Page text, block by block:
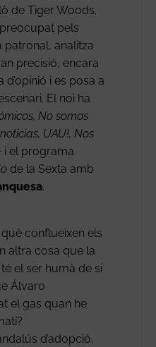
de Tiger Woods.
pels
patronal, analitza
precisió, encara
i es posa a
El noi ha
No somos
UAU!, Nos
i el programa
de la Sexta amb
.
conflueixen els
altra cosa que la
el ser humà de si
Álvaro
el gas quan he
d’adopció,